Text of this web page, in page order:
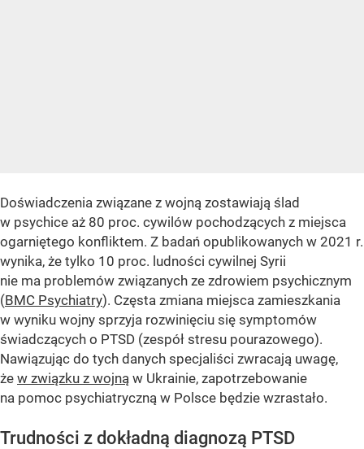
Doświadczenia związane z wojną zostawiają ślad
w psychice aż 80 proc. cywilów pochodzących z miejsca
ogarniętego konfliktem. Z badań opublikowanych w 2021 r.
wynika, że tylko 10 proc. ludności cywilnej Syrii
nie ma problemów związanych ze zdrowiem psychicznym
(BMC Psychiatry). Częsta zmiana miejsca zamieszkania
w wyniku wojny sprzyja rozwinięciu się symptomów
świadczących o PTSD (zespół stresu pourazowego).
Nawiązując do tych danych specjaliści zwracają uwagę,
że w związku z wojną w Ukrainie, zapotrzebowanie
na pomoc psychiatryczną w Polsce będzie wzrastało.
Trudności z dokładną diagnozą PTSD